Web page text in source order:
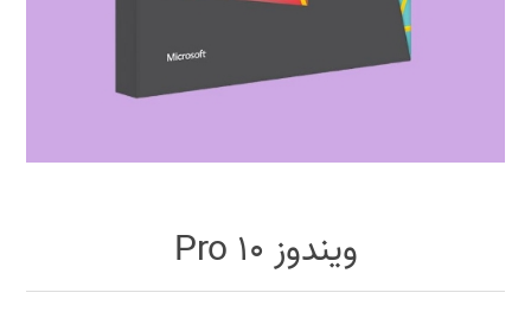
ویندوز 10 Pro